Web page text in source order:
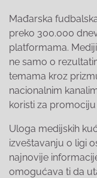
Mađarska
preko 300.000
platformama.
ne samo o
temama kroz
nacionalnim
koristi za
Uloga medijskih
izveštavanju o ligi
najnovije
omogućava ti da